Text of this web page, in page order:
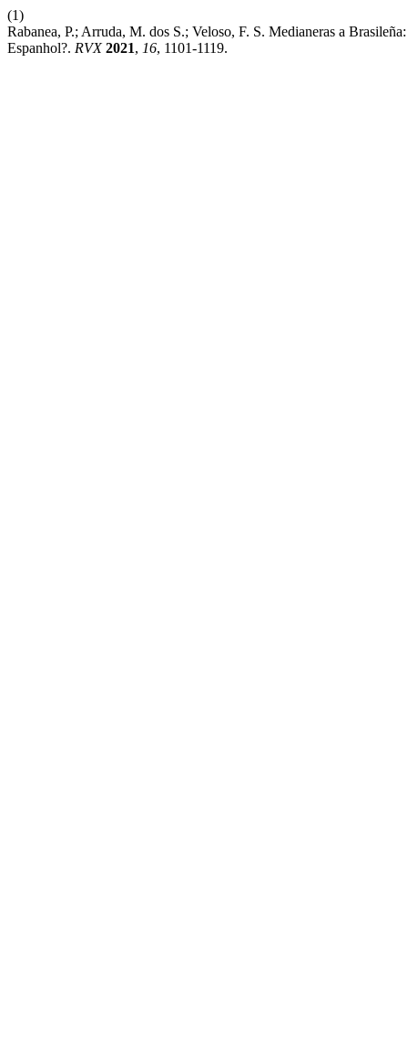
(1)
Rabanea, P.; Arruda, M. dos S.; Veloso, F. S. Medianeras a
Espanhol?. RVX 2021, 16, 1101-1119.